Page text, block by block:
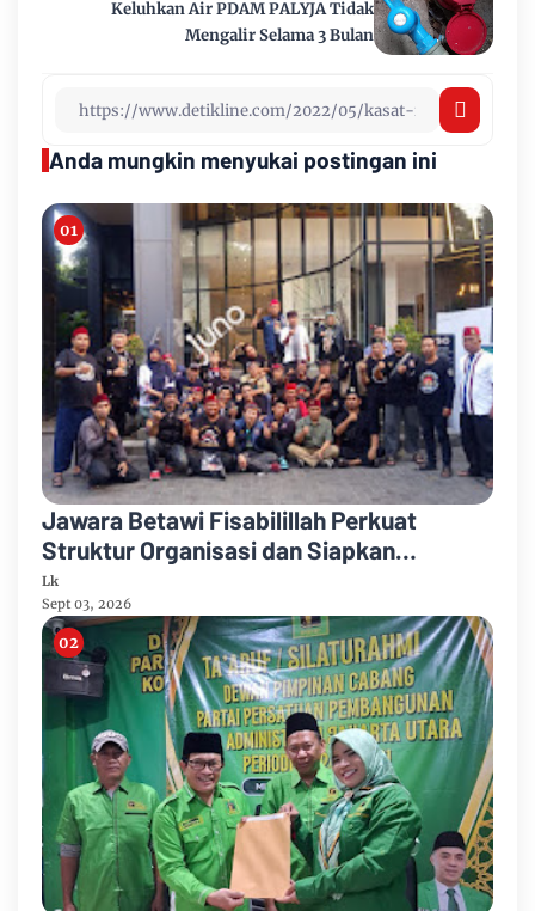
Keluhkan Air PDAM PALYJA Tidak
Mengalir Selama 3 Bulan
Anda mungkin menyukai postingan ini
Jawara Betawi Fisabilillah Perkuat
Struktur Organisasi dan Siapkan
Legalitas Badan Hukum
Lk
Sept 03, 2026